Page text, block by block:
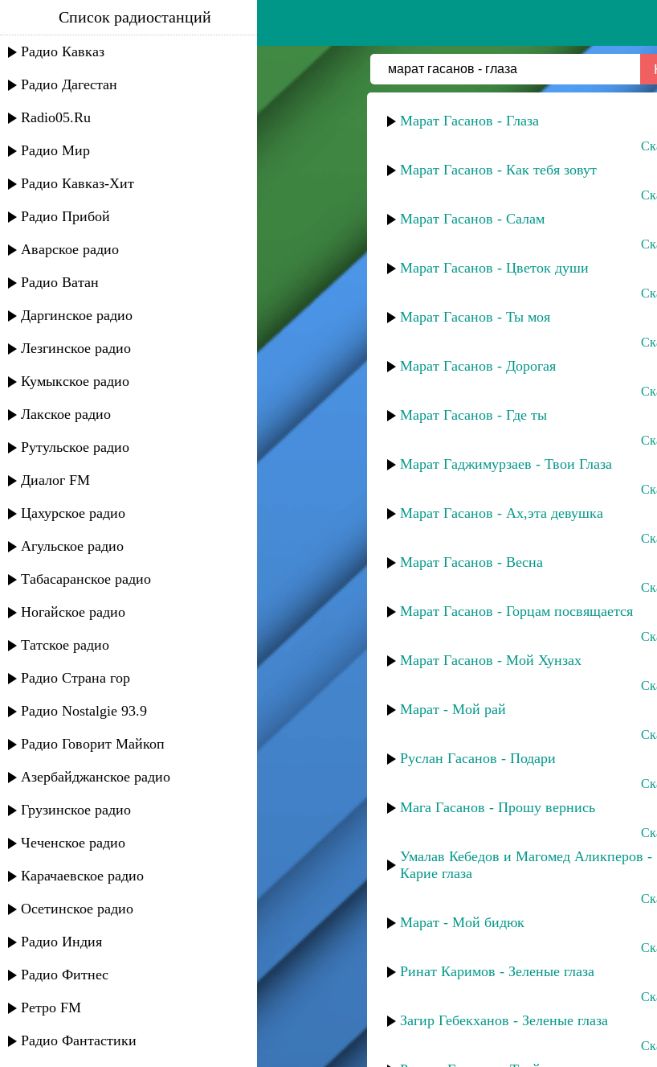
марат гасанов - глаза
Список радиостанций
Радио Кавказ
Радио Дагестан
Radio05.Ru
Радио Мир
Радио Кавказ-Хит
Радио Прибой
Аварское радио
Радио Ватан
Даргинское радио
Лезгинское радио
Кумыкское радио
Лакское радио
Рутульское радио
Диалог FM
Цахурское радио
Агульское радио
Табасаранское радио
Ногайское радио
Татское радио
Радио Страна гор
Радио Nostalgie 93.9
Радио Говорит Майкоп
Азербайджанское радио
Грузинское радио
Чеченское радио
Карачаевское радио
Осетинское радио
Радио Индия
Радио Фитнес
Ретро FM
Радио Фантастики
Марат Гасанов - Глаза
Марат Гасанов - Как тебя зовут
Марат Гасанов - Салам
Марат Гасанов - Цветок души
Марат Гасанов - Ты моя
Марат Гасанов - Дорогая
Марат Гасанов - Где ты
Марат Гаджимурзаев - Твои Глаза
Марат Гасанов - Ах,эта девушка
Марат Гасанов - Весна
Марат Гасанов - Горцам посвящается
Марат Гасанов - Мой Хунзах
Марат - Мой рай
Руслан Гасанов - Подари
Мага Гасанов - Прошу вернись
Умалав Кебедов и Магомед Аликперов -
Карие глаза
Марат - Мой бидюк
Ринат Каримов - Зеленые глаза
Загир Гебекханов - Зеленые глаза